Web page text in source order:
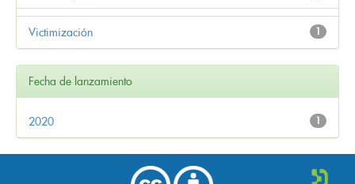
1
Victimización
Fecha de lanzamiento
1
2020